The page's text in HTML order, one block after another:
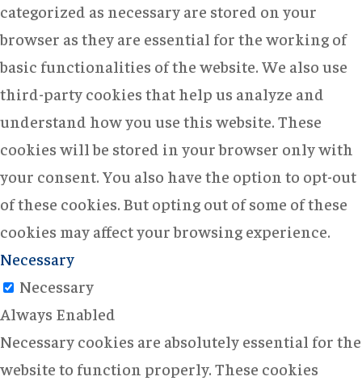
categorized as necessary are stored on your
browser as they are essential for the working of
basic functionalities of the website. We also use
third-party cookies that help us analyze and
understand how you use this website. These
cookies will be stored in your browser only with
your consent. You also have the option to opt-out
of these cookies. But opting out of some of these
cookies may affect your browsing experience.
Necessary
Necessary
Always Enabled
Necessary cookies are absolutely essential for the
website to function properly. These cookies